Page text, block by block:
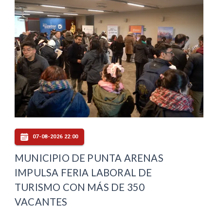
07-08-2026 22:00
MUNICIPIO DE PUNTA ARENAS
IMPULSA FERIA LABORAL DE
TURISMO CON MÁS DE 350
VACANTES